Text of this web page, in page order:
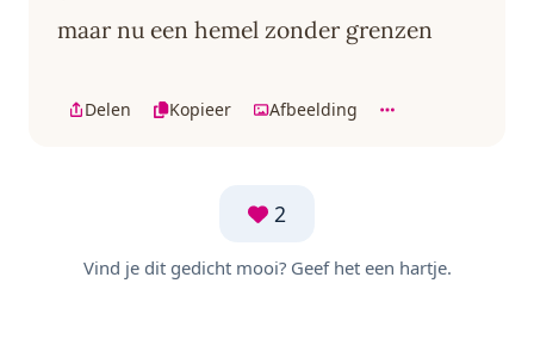
maar nu een hemel zonder grenzen
Delen Kopieer Afbeelding
2
Vind je dit gedicht mooi? Geef het een hartje.